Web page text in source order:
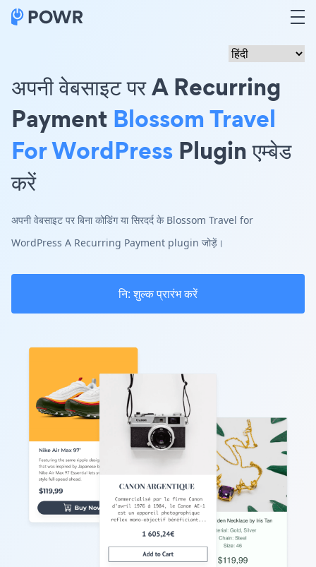
अपनी वेबसाइट पर A Recurring
Payment Blossom Travel
For WordPress Plugin एम्बेड
करें
अपनी वेबसाइट पर बिना कोडिंग या सिरदर्द के Blossom Travel for
WordPress A Recurring Payment plugin जोड़ें।
नि: शुल्क प्रारंभ करें